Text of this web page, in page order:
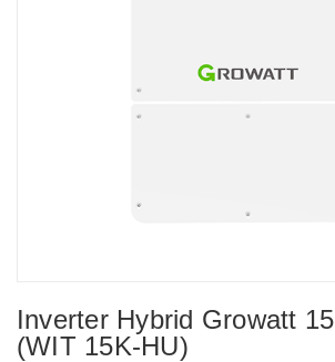
Inverter Hybrid Growatt
(WIT 15K-HU)